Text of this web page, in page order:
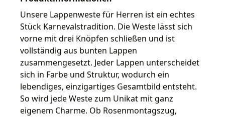
Unsere Lappenweste für Herren ist ein echtes
Stück Karnevalstradition. Die Weste lässt sich
vorne mit drei Knöpfen schließen und ist
vollständig aus bunten Lappen
zusammengesetzt. Jeder Lappen unterscheidet
sich in Farbe und Struktur, wodurch ein
lebendiges, einzigartiges Gesamtbild entsteht.
So wird jede Weste zum Unikat mit ganz
eigenem Charme. Ob Rosenmontagszug,